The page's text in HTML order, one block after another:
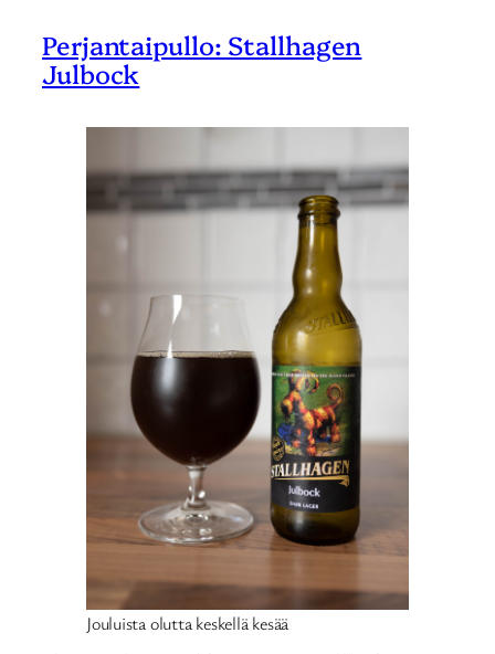
Perjantaipullo: Stallhagen
Julbock
Jouluista olutta keskellä kesää